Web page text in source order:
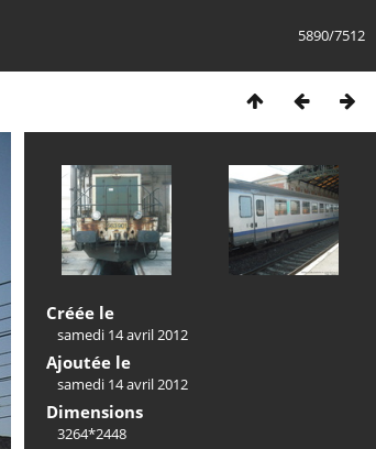
5890/7512
Créée le
samedi 14 avril 2012
Ajoutée le
samedi 14 avril 2012
Dimensions
3264*2448